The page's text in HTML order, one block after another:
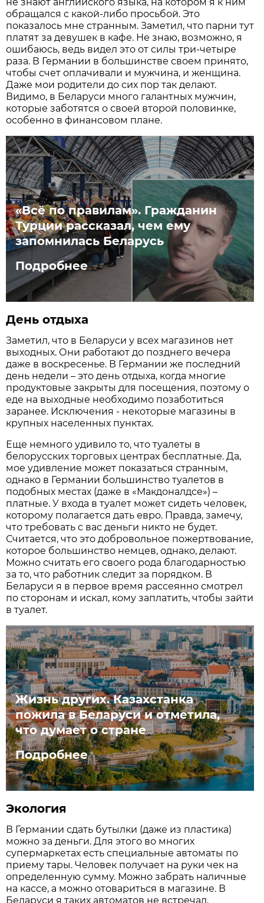
обращался с какой-либо просьбой. Это
показалось мне странным. Заметил, что парни тут
платят за девушек в кафе. Не знаю, возможно, я
ошибаюсь, ведь видел это от силы три-четыре
раза. В Германии в большинстве своем принято,
чтобы счет оплачивали и мужчина, и женщина.
Даже мои родители до сих пор так делают.
Видимо, в Беларуси много галантных мужчин,
которые заботятся о своей второй половинке,
особенно в финансовом плане.
«Всё по правилам». Гражданин
Турции рассказал, чем ему
запомнилась Беларусь
Подробнее
День отдыха
Заметил, что в Беларуси у всех магазинов нет
выходных. Они работают до позднего вечера
даже в воскресенье. В Германии же последний
день недели – это день отдыха, когда многие
продуктовые закрыты для посещения, поэтому о
еде на выходные необходимо позаботиться
заранее. Исключения - некоторые магазины в
крупных населенных пунктах.
Еще немного удивило то, что туалеты в
белорусских торговых центрах бесплатные. Да,
мое удивление может показаться странным,
однако в Германии большинство туалетов в
подобных местах (даже в «Макдоналдсе») –
платные. У входа в туалет может сидеть человек,
которому полагается дать евро. Правда, замечу,
что требовать с вас деньги никто не будет.
Считается, что это добровольное пожертвование,
которое большинство немцев, однако, делают.
Можно считать его своего рода благодарностью
за то, что работник следит за порядком. В
Беларуси я в первое время рассеянно смотрел
по сторонам и искал, кому заплатить, чтобы зайти
в туалет.
Жизнь других. Казахстанка
пожила в Беларуси и отметила,
что думает о стране
Подробнее
Экология
В Германии сдать бутылки (даже из пластика)
можно за деньги. Для этого во многих
супермаркетах есть специальные автоматы по
приему тары. Человек получает на руки чек на
определенную сумму. Можно забрать наличные
на кассе, а можно отовариться в магазине. В
Беларуси я таких автоматов не встречал.